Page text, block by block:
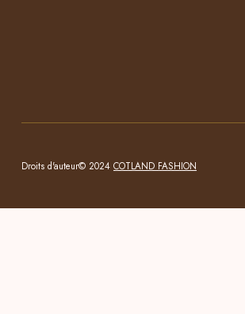
Droits d'auteur© 2024 COTLAND FASHION